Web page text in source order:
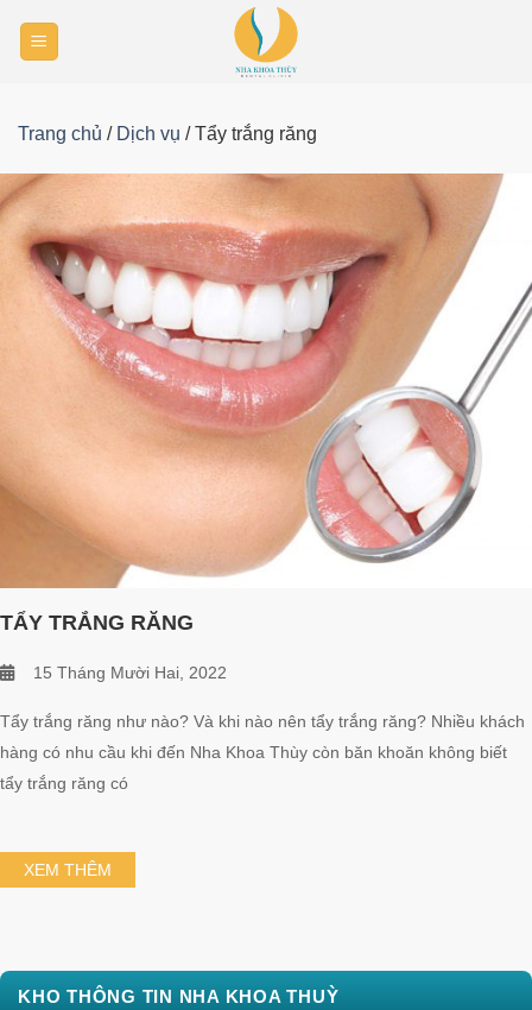
Trang chủ / Dịch vụ /Tẩy trắng răng
TẨY TRẮNG RĂNG
15 Tháng Mười Hai, 2022
Tẩy trắng răng như nào? Và khi nào nên tẩy trắng răng? Nhiều khách
hàng có nhu cầu khi đến Nha Khoa Thùy còn băn khoăn không biết
tẩy trắng răng có
XEM THÊM
KHO THÔNG TIN NHA KHOA THUỲ